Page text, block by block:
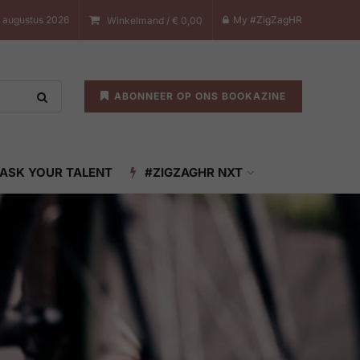
2026 Winkelmand / € 0,00 My #ZigZagHR
ABONNEER OP ONS BOOKAZINE
YOUR TALENT #ZIGZAGHR NXT